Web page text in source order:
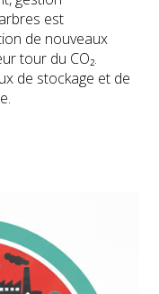
est
de nouveaux
tour du CO₂.
de stockage et de